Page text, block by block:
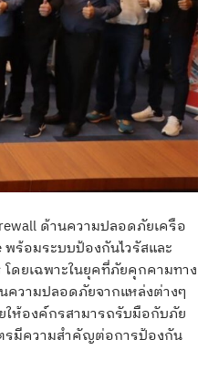
ด้านความปลอดภัยเครือ
ร้อมระบบป้องกันไวรัสและ
ดยเฉพาะในยุคที่ภัยคุกคามทาง
ความปลอดภัยจากแหล่งต่างๆ
ให้องค์กรสามารถรับมือกับภัย
รมีความสำคัญต่อการป้องกัน